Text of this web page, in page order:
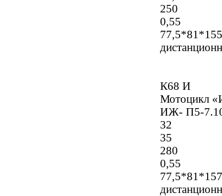
250
0,55
77,5*81*155
К68 И
Мотоцикл
ИЖ- П5-
32
35
280
0,55
77,5*81*157